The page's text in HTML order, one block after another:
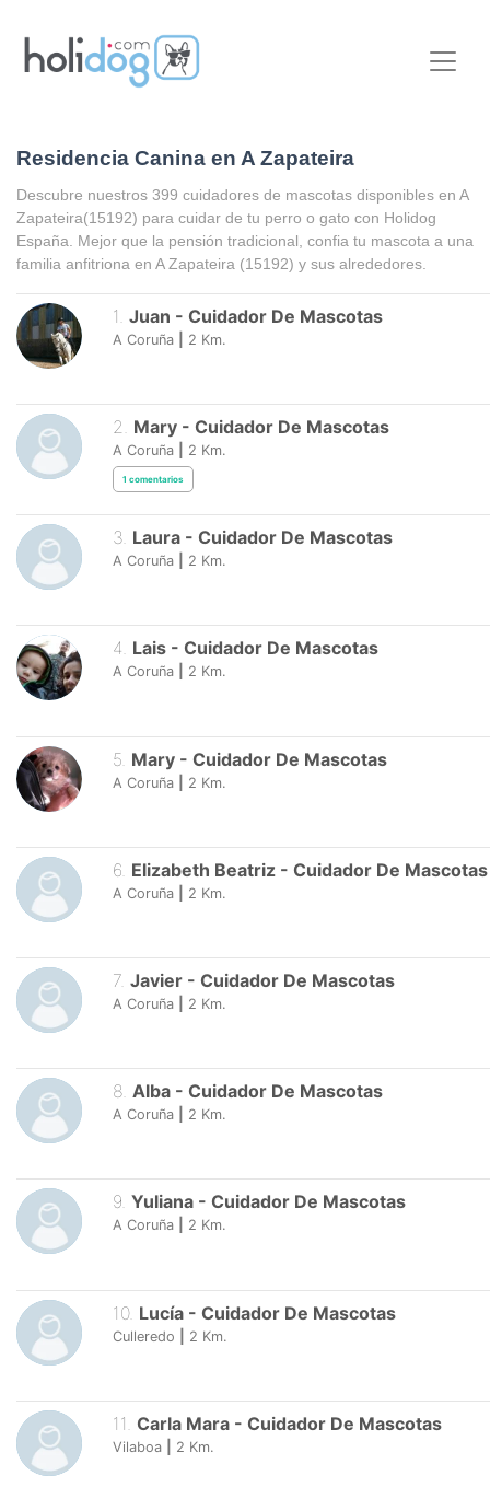
Residencia Canina en A Zapateira
Descubre nuestros 399 cuidadores de mascotas disponibles en A
Zapateira(15192) para cuidar de tu perro o gato con Holidog
España. Mejor que la pensión tradicional, confia tu mascota a una
familia anfitriona en A Zapateira (15192) y sus alrededores.
1 Juan - Cuidador De Mascotas
A Coruña 2 Km.
2. Mary - Cuidador De Mascotas
A Coruña 2 Km.
1 comentarios
3. Laura - Cuidador De Mascotas
A Coruña 2 Km.
4. Lais - Cuidador De Mascotas
A Coruña 2 Km.
5 Mary - Cuidador De Mascotas
A Coruña 2 Km.
6 Elizabeth Beatriz - Cuidador De Mascotas
A Coruña 2 Km.
7. Javier - Cuidador De Mascotas
A Coruña 2 Km.
8. Alba - Cuidador De Mascotas
A Coruña 2 Km.
9. Yuliana - Cuidador De Mascotas
A Coruña 2 Km.
10. Lucía - Cuidador De Mascotas
Culleredo 2 Km.
11 Carla Mara - Cuidador De Mascotas
Vilaboa 2 Km.